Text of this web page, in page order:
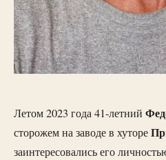
Летом 2023 года 41-летний
сторожем на заводе в хуторе
заинтересовались его